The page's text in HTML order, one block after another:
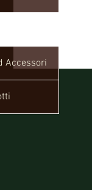
Accessori